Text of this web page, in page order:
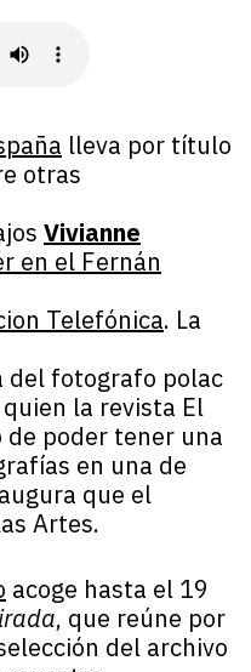
lleva por título
otras
Vivianne
en el Fernán
Telefónica. La
del fotografo polac
la revista El
poder tener una
en una de
que el
Artes.
acoge hasta el 19
, que reúne por
del archivo